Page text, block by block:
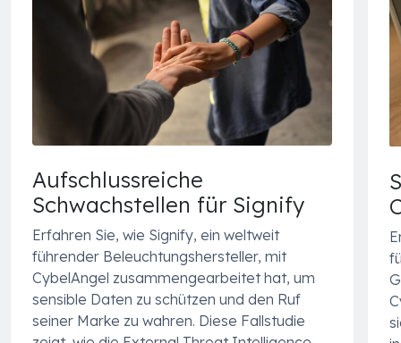
Aufschlussreiche
Schwachstellen für Signify
Erfahren Sie, wie Signify, ein weltweit
führender Beleuchtungshersteller, mit
CybelAngel zusammengearbeitet hat, um
sensible Daten zu schützen und den Ruf
seiner Marke zu wahren. Diese Fallstudie